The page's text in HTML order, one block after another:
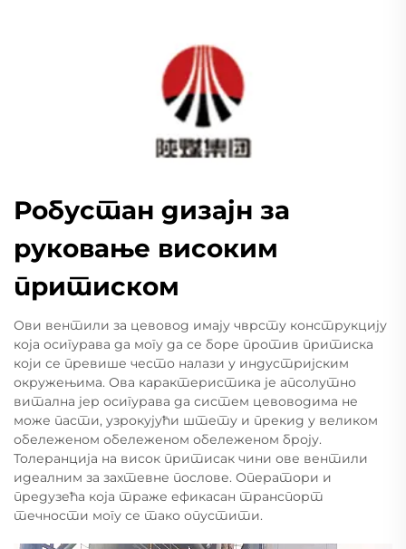
Робустан дизајн за
руковање високим
притиском
Ови вентили за цевовод имају чврсту конструкцију
која осигурава да могу да се боре против притиска
који се превише често налази у индустријским
окружењима. Ова карактеристика је апсолутно
витална јер осигурава да систем цевоводима не
може пасти, узрокујући штету и прекид у великом
обележеном обележеном обележеном броју.
Толеранција на висок притисак чини ове вентили
идеалним за захтевне послове. Оператори и
предузећа која траже ефикасан транспорт
течности могу се тако опустити.